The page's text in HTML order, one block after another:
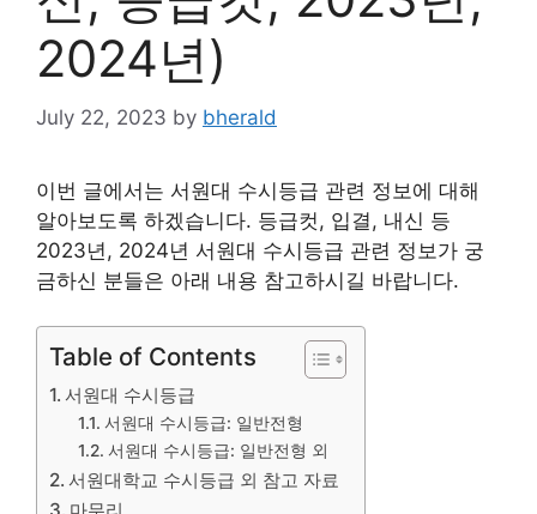
2024년)
July 22, 2023 by bherald
이번 글에서는 서원대 수시등급 관련 정보에 대해
알아보도록 하겠습니다. 등급컷, 입결, 내신 등
2023년, 2024년 서원대 수시등급 관련 정보가 궁
금하신 분들은 아래 내용 참고하시길 바랍니다.
Table of Contents
서원대 수시등급
서원대 수시등급: 일반전형
서원대 수시등급: 일반전형 외
서원대학교 수시등급 외 참고 자료